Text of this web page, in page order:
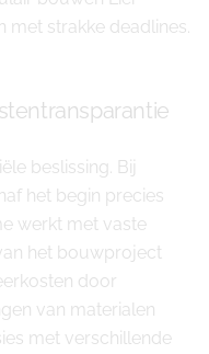
strakke deadlines.
beslissing. Bij
het begin precies
werkt met vaste
het bouwproject
door
van materialen
met verschillende